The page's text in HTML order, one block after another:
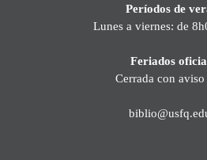
Períodos de
Lunes a viernes: de
Feriados
Cerrada con